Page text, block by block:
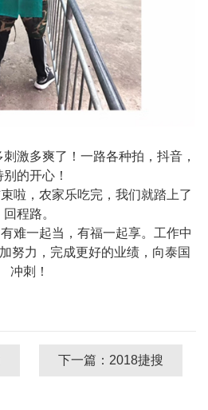
激多爽了！一路各种拍，抖音，
别的开心！
啦，农家乐吃完，我们就踏上了
回程路。
难一起当，有福一起享。工作中
努力，完成更好的业绩，向泰国
冲刺！
下一篇：2018捷搜